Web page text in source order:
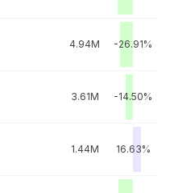
4.94M -26.91%
3.61M -14.50%
1.44M 16.63%